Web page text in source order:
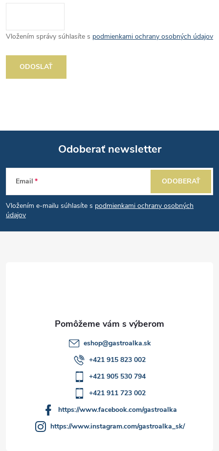
Vložením správy súhlasíte s podmienkami ochrany osobných údajov
ODOSLAŤ
Z
á
p
Odoberať newsletter
Email
Vložením e-mailu súhlasíte s podmienkami ochrany osobných
údajov
ODOBERAŤ
eshop@gastroalka.sk
+421 915 823 002
+421 905 530 794
+421 911 723 002
https://www.facebook.com/gastroalka
https://www.instagram.com/gastroalka_sk/